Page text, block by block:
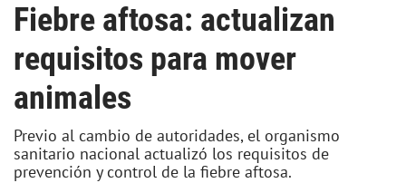
Fiebre aftosa: actualizan
requisitos para mover
animales
Previo al cambio de autoridades, el organismo
sanitario nacional actualizó los requisitos de
prevención y control de la fiebre aftosa.